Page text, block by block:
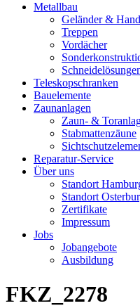
Metallbau
Geländer &
Treppen
Vordächer
Teleskopschranken
Bauelemente
Zaunanlagen
Zaun- &
Stabmattenzäune
Reparatur-Service
Über uns
Standort
Standort
Zertifikate
Impressum
Jobs
Jobangebote
Ausbildung
FKZ_2278